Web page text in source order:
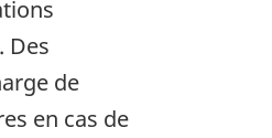
Des
de
en cas de